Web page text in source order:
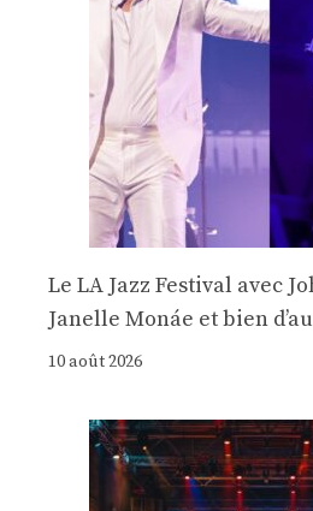
Le LA Jazz Festival avec
Janelle Monáe et bien
10 août 2026